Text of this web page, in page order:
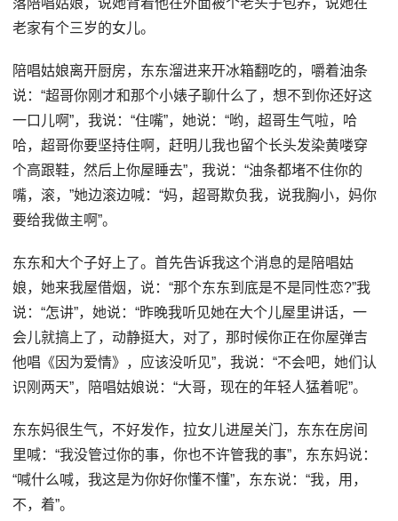
落陪唱姑娘，说她背着他在外面被个老头子包养，说她在
老家有个三岁的女儿。
陪唱姑娘离开厨房，东东溜进来开冰箱翻吃的，嚼着油条
说：“超哥你刚才和那个小婊子聊什么了，想不到你还好这
一口儿啊”，我说：“住嘴”，她说：“哟，超哥生气啦，哈
哈，超哥你要坚持住啊，赶明儿我也留个长头发染黄喽穿
个高跟鞋，然后上你屋睡去”，我说：“油条都堵不住你的
嘴，滚，”她边滚边喊：“妈，超哥欺负我，说我胸小，妈你
要给我做主啊”。
东东和大个子好上了。首先告诉我这个消息的是陪唱姑
娘，她来我屋借烟，说：“那个东东到底是不是同性恋?”我
说：“怎讲”，她说：“昨晚我听见她在大个儿屋里讲话，一
会儿就搞上了，动静挺大，对了，那时候你正在你屋弹吉
他唱《因为爱情》，应该没听见”，我说：“不会吧，她们认
识刚两天”，陪唱姑娘说：“大哥，现在的年轻人猛着呢”。
东东妈很生气，不好发作，拉女儿进屋关门，东东在房间
里喊：“我没管过你的事，你也不许管我的事”，东东妈说：
“喊什么喊，我这是为你好你懂不懂”，东东说：“我，用，
不，着”。